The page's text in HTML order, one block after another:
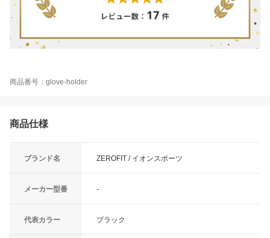
商品番号：glove-holder
商品仕様
ブランド名 ZEROFIT / イオンスポーツ
メーカー型番 -
代表カラー ブラック